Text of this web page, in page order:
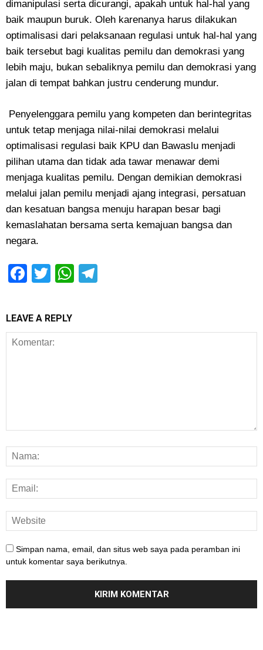
dimanipulasi serta dicurangi, apakah untuk hal-hal yang
baik maupun buruk. Oleh karenanya harus dilakukan
optimalisasi dari pelaksanaan regulasi untuk hal-hal yang
baik tersebut bagi kualitas pemilu dan demokrasi yang
lebih maju, bukan sebaliknya pemilu dan demokrasi yang
jalan di tempat bahkan justru cenderung mundur.
Penyelenggara pemilu yang kompeten dan berintegritas
untuk tetap menjaga nilai-nilai demokrasi melalui
optimalisasi regulasi baik KPU dan Bawaslu menjadi
pilihan utama dan tidak ada tawar menawar demi
menjaga kualitas pemilu. Dengan demikian demokrasi
melalui jalan pemilu menjadi ajang integrasi, persatuan
dan kesatuan bangsa menuju harapan besar bagi
kemaslahatan bersama serta kemajuan bangsa dan
negara.
Facebook
TwitterWhatsApp
LEAVE A REPLY
Simpan nama, email, dan situs web saya pada peramban ini
untuk komentar saya berikutnya.